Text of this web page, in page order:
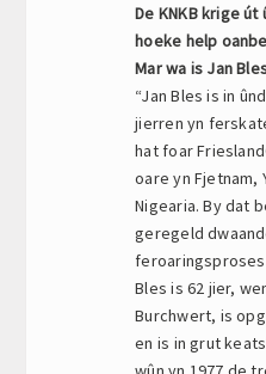
De KNKB krige
hoeke help
Mar wa is Jan
“Jan Bles is in
jierren yn
hat foar
oare yn Fjetnam,
Nigearia. By dat
geregeld
Bles is 62 jier,
Burchwert, is
en is in grut